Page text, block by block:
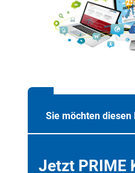
Sie möchten diesen
Jetzt PRIME